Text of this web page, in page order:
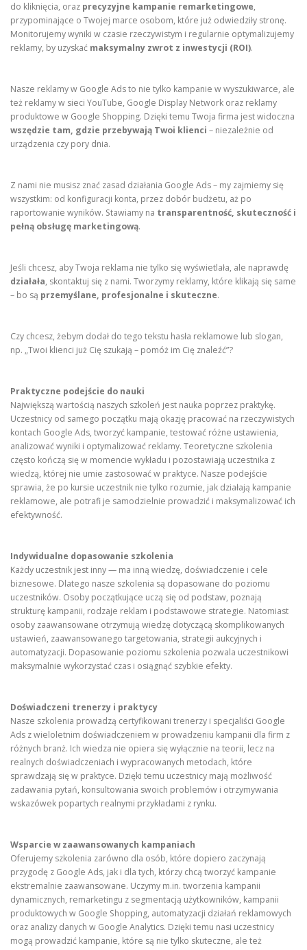
do kliknięcia, oraz precyzyjne kampanie remarketingowe,
przypominające o Twojej marce osobom, które już odwiedziły stronę.
Monitorujemy wyniki w czasie rzeczywistym i regularnie optymalizujemy
reklamy, by uzyskać maksymalny zwrot z inwestycji (ROI).
Nasze reklamy w Google Ads to nie tylko kampanie w wyszukiwarce, ale
też reklamy w sieci YouTube, Google Display Network oraz reklamy
produktowe w Google Shopping. Dzięki temu Twoja firma jest widoczna
wszędzie tam, gdzie przebywają Twoi klienci – niezależnie od
urządzenia czy pory dnia.
Z nami nie musisz znać zasad działania Google Ads – my zajmiemy się
wszystkim: od konfiguracji konta, przez dobór budżetu, aż po
raportowanie wyników. Stawiamy na transparentność, skuteczność i
pełną obsługę marketingową.
Jeśli chcesz, aby Twoja reklama nie tylko się wyświetlała, ale naprawdę
działała, skontaktuj się z nami. Tworzymy reklamy, które klikają się same
– bo są przemyślane, profesjonalne i skuteczne.
Czy chcesz, żebym dodał do tego tekstu hasła reklamowe lub slogan,
np. „Twoi klienci już Cię szukają – pomóż im Cię znaleźć”?
Praktyczne podejście do nauki
Największą wartością naszych szkoleń jest nauka poprzez praktykę.
Uczestnicy od samego początku mają okazję pracować na rzeczywistych
kontach Google Ads, tworzyć kampanie, testować różne ustawienia,
analizować wyniki i optymalizować reklamy. Teoretyczne szkolenia
często kończą się w momencie wykładu i pozostawiają uczestnika z
wiedzą, której nie umie zastosować w praktyce. Nasze podejście
sprawia, że po kursie uczestnik nie tylko rozumie, jak działają kampanie
reklamowe, ale potrafi je samodzielnie prowadzić i maksymalizować ich
efektywność.
Indywidualne dopasowanie szkolenia
Każdy uczestnik jest inny — ma inną wiedzę, doświadczenie i cele
biznesowe. Dlatego nasze szkolenia są dopasowane do poziomu
uczestników. Osoby początkujące uczą się od podstaw, poznają
strukturę kampanii, rodzaje reklam i podstawowe strategie. Natomiast
osoby zaawansowane otrzymują wiedzę dotyczącą skomplikowanych
ustawień, zaawansowanego targetowania, strategii aukcyjnych i
automatyzacji. Dopasowanie poziomu szkolenia pozwala uczestnikowi
maksymalnie wykorzystać czas i osiągnąć szybkie efekty.
Doświadczeni trenerzy i praktycy
Nasze szkolenia prowadzą certyfikowani trenerzy i specjaliści Google
Ads z wieloletnim doświadczeniem w prowadzeniu kampanii dla firm z
różnych branż. Ich wiedza nie opiera się wyłącznie na teorii, lecz na
realnych doświadczeniach i wypracowanych metodach, które
sprawdzają się w praktyce. Dzięki temu uczestnicy mają możliwość
zadawania pytań, konsultowania swoich problemów i otrzymywania
wskazówek popartych realnymi przykładami z rynku.
Wsparcie w zaawansowanych kampaniach
Oferujemy szkolenia zarówno dla osób, które dopiero zaczynają
przygodę z Google Ads, jak i dla tych, którzy chcą tworzyć kampanie
ekstremalnie zaawansowane. Uczymy m.in. tworzenia kampanii
dynamicznych, remarketingu z segmentacją użytkowników, kampanii
produktowych w Google Shopping, automatyzacji działań reklamowych
oraz analizy danych w Google Analytics. Dzięki temu nasi uczestnicy
mogą prowadzić kampanie, które są nie tylko skuteczne, ale też